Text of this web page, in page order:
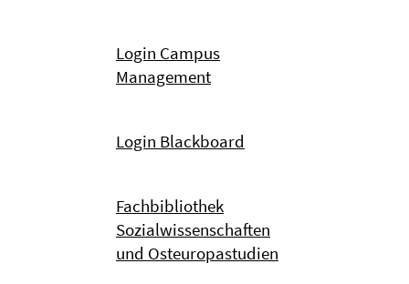
Login Campus
Management
Login Blackboard
Fachbibliothek
Sozialwissenschaften
und Osteuropastudien